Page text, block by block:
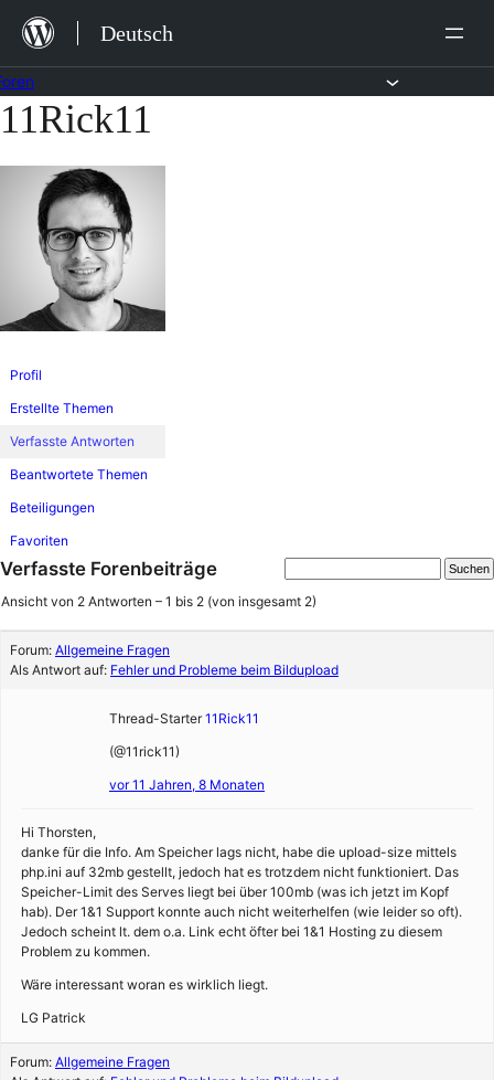
Zum
Inhalt
springen
Deutsch
Zum
springen
11Rick11
Profil
Erstellte Themen
Verfasste Antworten
Beantwortete Themen
Beteiligungen
Favoriten
Verfasste Forenbeiträge
Ansicht von 2 Antworten – 1 bis 2 (von insgesamt 2)
Forum: Allgemeine Fragen
Als Antwort auf: Fehler und Probleme beim Bildupload
Thread-Starter 11Rick11
(@11rick11)
vor 11 Jahren, 8 Monaten
Hi Thorsten,
danke für die Info. Am Speicher lags nicht, habe die upload-size mittels
php.ini auf 32mb gestellt, jedoch hat es trotzdem nicht funktioniert. Das
Speicher-Limit des Serves liegt bei über 100mb (was ich jetzt im Kopf
hab). Der 1&1 Support konnte auch nicht weiterhelfen (wie leider so oft).
Jedoch scheint lt. dem o.a. Link echt öfter bei 1&1 Hosting zu diesem
Problem zu kommen.
Wäre interessant woran es wirklich liegt.
LG Patrick
Forum: Allgemeine Fragen